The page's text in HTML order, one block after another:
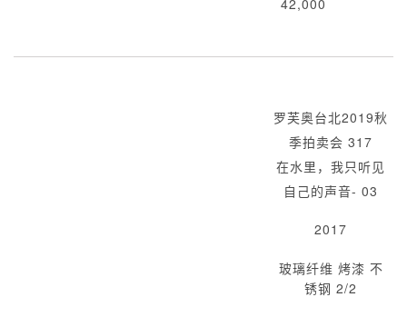
42,000
罗芙奥台北2019秋
季拍卖会 317
在水里，我只听见
自己的声音- 03
2017
玻璃纤维 烤漆 不
锈钢 2/2